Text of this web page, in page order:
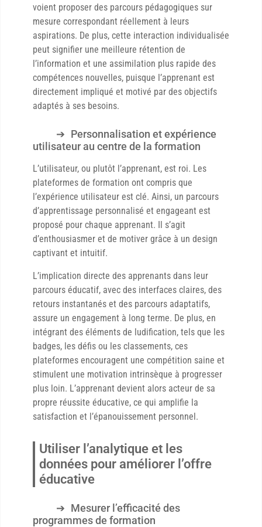
voient proposer des parcours pédagogiques sur
mesure correspondant réellement à leurs
aspirations. De plus, cette interaction individualisée
peut signifier une meilleure rétention de
l’information et une assimilation plus rapide des
compétences nouvelles, puisque l’apprenant est
directement impliqué et motivé par des objectifs
adaptés à ses besoins.
Personnalisation et expérience
utilisateur au centre de la formation
L’utilisateur, ou plutôt l’apprenant, est roi. Les
plateformes de formation ont compris que
l’expérience utilisateur est clé. Ainsi, un parcours
d’apprentissage personnalisé et engageant est
proposé pour chaque apprenant. Il s’agit
d’enthousiasmer et de motiver grâce à un design
captivant et intuitif.
L’implication directe des apprenants dans leur
parcours éducatif, avec des interfaces claires, des
retours instantanés et des parcours adaptatifs,
assure un engagement à long terme. De plus, en
intégrant des éléments de ludification, tels que les
badges, les défis ou les classements, ces
plateformes encouragent une compétition saine et
stimulent une motivation intrinsèque à progresser
plus loin. L’apprenant devient alors acteur de sa
propre réussite éducative, ce qui amplifie la
satisfaction et l’épanouissement personnel.
Utiliser l’analytique et les
données pour améliorer l’offre
éducative
Mesurer l’efficacité des
programmes de formation